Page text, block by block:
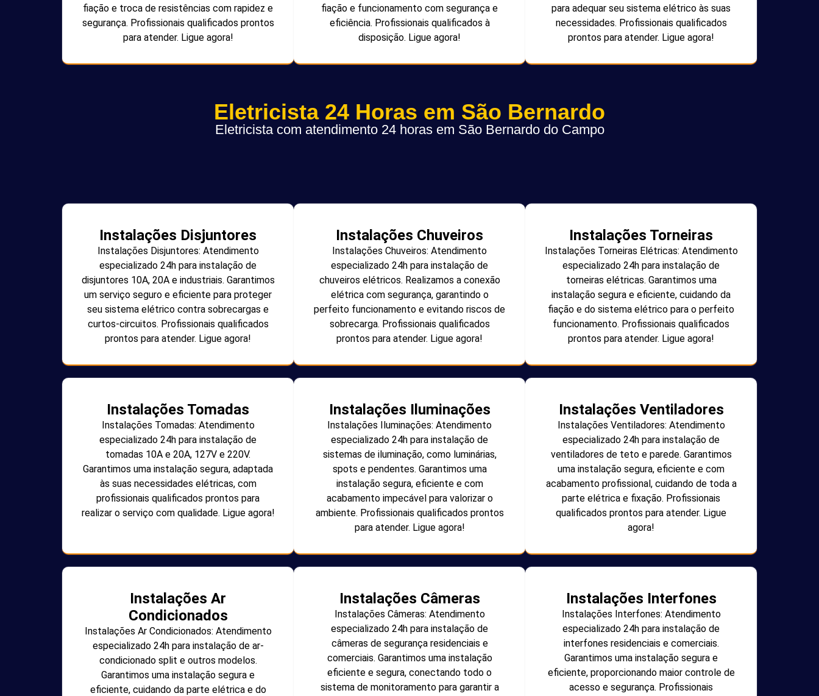
fiação e troca de resistências com rapidez e
segurança. Profissionais qualificados prontos
para atender. Ligue agora!
fiação e funcionamento com segurança e
eficiência. Profissionais qualificados à
disposição. Ligue agora!
para adequar seu sistema elétrico às suas
necessidades. Profissionais qualificados
prontos para atender. Ligue agora!
Eletricista 24 Horas em São Bernardo
Eletricista com atendimento 24 horas em São Bernardo do Campo
Instalações Disjuntores
Instalações Disjuntores: Atendimento
especializado 24h para instalação de
disjuntores 10A, 20A e industriais. Garantimos
um serviço seguro e eficiente para proteger
seu sistema elétrico contra sobrecargas e
curtos-circuitos. Profissionais qualificados
prontos para atender. Ligue agora!
Instalações Chuveiros
Instalações Chuveiros: Atendimento
especializado 24h para instalação de
chuveiros elétricos. Realizamos a conexão
elétrica com segurança, garantindo o
perfeito funcionamento e evitando riscos de
sobrecarga. Profissionais qualificados
prontos para atender. Ligue agora!
Instalações Torneiras
Instalações Torneiras Elétricas: Atendimento
especializado 24h para instalação de
torneiras elétricas. Garantimos uma
instalação segura e eficiente, cuidando da
fiação e do sistema elétrico para o perfeito
funcionamento. Profissionais qualificados
prontos para atender. Ligue agora!
Instalações Tomadas
Instalações Tomadas: Atendimento
especializado 24h para instalação de
tomadas 10A e 20A, 127V e 220V.
Garantimos uma instalação segura, adaptada
às suas necessidades elétricas, com
profissionais qualificados prontos para
realizar o serviço com qualidade. Ligue agora!
Instalações Iluminações
Instalações Iluminações: Atendimento
especializado 24h para instalação de
sistemas de iluminação, como luminárias,
spots e pendentes. Garantimos uma
instalação segura, eficiente e com
acabamento impecável para valorizar o
ambiente. Profissionais qualificados prontos
para atender. Ligue agora!
Instalações Ventiladores
Instalações Ventiladores: Atendimento
especializado 24h para instalação de
ventiladores de teto e parede. Garantimos
uma instalação segura, eficiente e com
acabamento profissional, cuidando de toda a
parte elétrica e fixação. Profissionais
qualificados prontos para atender. Ligue
agora!
Instalações Ar
Condicionados
Instalações Ar Condicionados: Atendimento
especializado 24h para instalação de ar-
condicionado split e outros modelos.
Garantimos uma instalação segura e
eficiente, cuidando da parte elétrica e do
Instalações Câmeras
Instalações Câmeras: Atendimento
especializado 24h para instalação de
câmeras de segurança residenciais e
comerciais. Garantimos uma instalação
eficiente e segura, conectando todo o
sistema de monitoramento para garantir a
Instalações Interfones
Instalações Interfones: Atendimento
especializado 24h para instalação de
interfones residenciais e comerciais.
Garantimos uma instalação segura e
eficiente, proporcionando maior controle de
acesso e segurança. Profissionais